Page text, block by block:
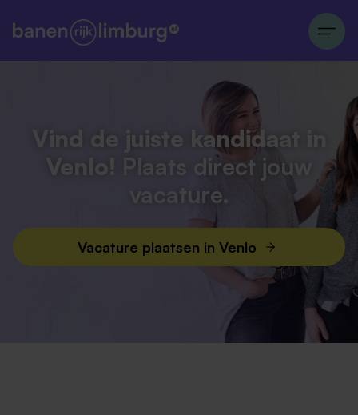
Vind de juiste kandidaat in
Venlo!
Plaats direct jouw
vacature.
Vacature plaatsen in Venlo